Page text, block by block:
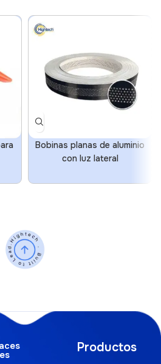
Bobinas planas de aluminio
con luz lateral
Productos